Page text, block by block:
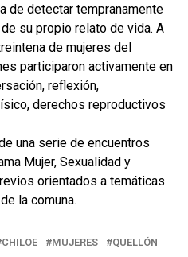
de detectar tempranamente
su propio relato de vida. A
de mujeres del
participaron activamente en
reflexión,
derechos reproductivos
una serie de encuentros
Mujer, Sexualidad y
orientados a temáticas
la comuna.
CHILOE MUJERES QUELLÓN